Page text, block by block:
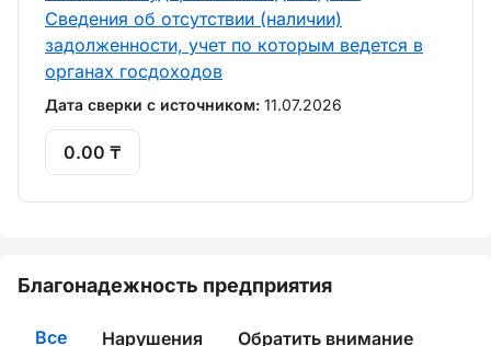
Сведения об отсутствии (наличии)
задолженности, учет по которым ведется в
органах госдоходов
Дата сверки с источником: 11.07.2026
0.00 ₸
Благонадежность предприятия
Все Нарушения Обратить внимание